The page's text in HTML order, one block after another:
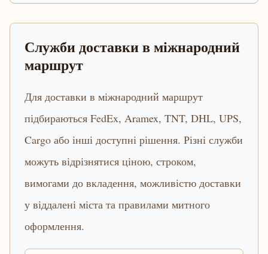
Служби доставки в міжнародний
маршрут
Для доставки в міжнародний маршрут
підбираються FedEx, Aramex, TNT, DHL, UPS,
Cargo або інші доступні рішення. Різні служби
можуть відрізнятися ціною, строком,
вимогами до вкладення, можливістю доставки
у віддалені міста та правилами митного
оформлення.